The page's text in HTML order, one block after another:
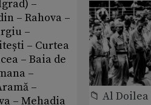
–
– Rahova –
–
– Curtea
– Baia de
–
–
– Mehadia
📁 Al